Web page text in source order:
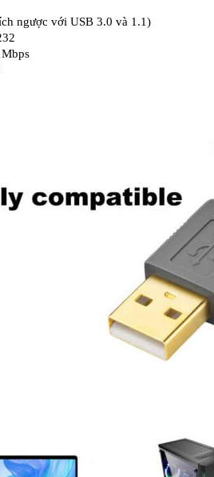
ngược với USB 3.0 và 1.1)